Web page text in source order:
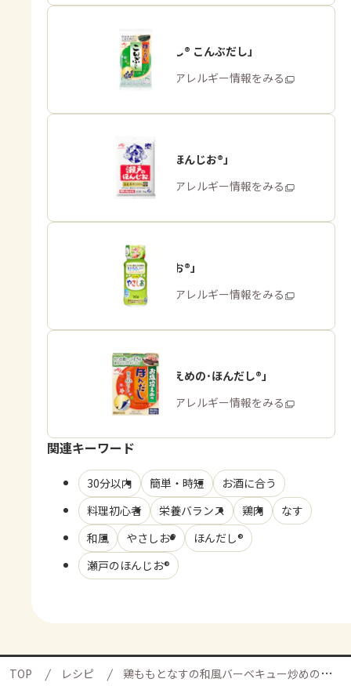
「ほんだし® こんぶだし」
商品・アレルギー情報をみる
「瀬戸のほんじお®」
商品・アレルギー情報をみる
「やさしお®」
商品・アレルギー情報をみる
「お塩控えめの･ほんだし®」
商品・アレルギー情報をみる
関連キーワード
30分以内 簡単・時短
お酒に合う
料理初心者
栄養バランス 鶏肉
なす
和風
やさしお®
ほんだし®
瀬戸のほんじお®
TOP レシピ 鶏ももとなすの和風バーベキュー炒めの献立